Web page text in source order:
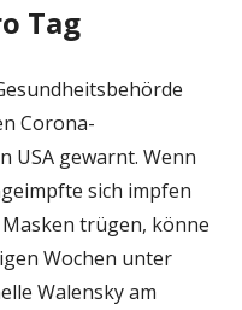
Tag
Corona-
USA gewarnt. Wenn
sich impfen
trügen, könne
Wochen unter
Walensky am